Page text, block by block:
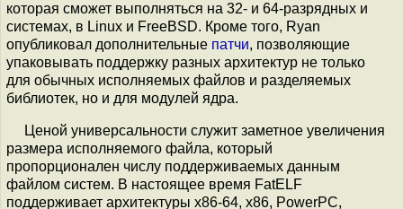
которая сможет выполняться на 32- и 64-разрядных и
системах, в Linux и FreeBSD. Кроме того, Ryan
опубликовал дополнительные патчи, позволяющие
упаковывать поддержку разных архитектур не только
для обычных исполняемых файлов и разделяемых
библиотек, но и для модулей ядра.
Ценой универсальности служит заметное увеличения
размера исполняемого файла, который
пропорционален числу поддерживаемых данным
файлом систем. В настоящее время FatELF
поддерживает архитектуры x86-64, x86, PowerPC,